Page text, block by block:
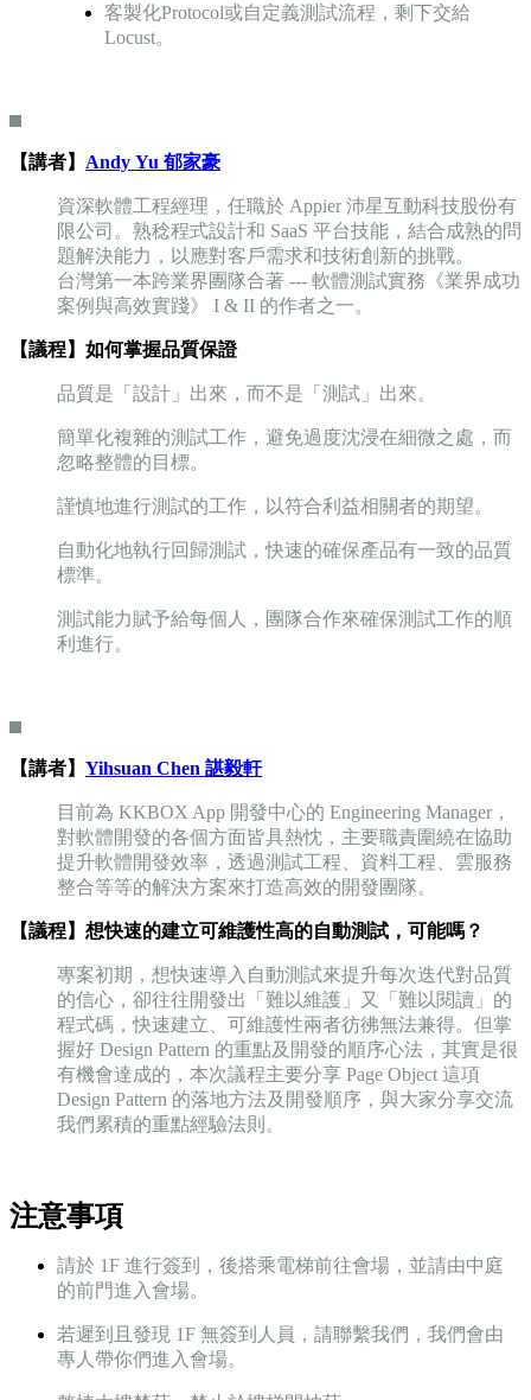
客製化Protocol或自定義測試流程，剩下交給
Locust。
【講者】 Andy Yu 郁家豪
資深軟體工程經理，任職於 Appier 沛星互動科技股份有
限公司。熟稔程式設計和 SaaS 平台技能，結合成熟的問
題解決能力，以應對客戶需求和技術創新的挑戰。
台灣第一本跨業界團隊合著 --- 軟體測試實務《業界成功
案例與高效實踐》 I & II 的作者之一。
【議程】如何掌握品質保證
品質是「設計」出來，而不是「測試」出來。
簡單化複雜的測試工作，避免過度沈浸在細微之處，而
忽略整體的目標。
謹慎地進行測試的工作，以符合利益相關者的期望。
自動化地執行回歸測試，快速的確保產品有一致的品質
標準。
測試能力賦予給每個人，團隊合作來確保測試工作的順
利進行。
【講者】 Yihsuan Chen 諶毅軒
目前為 KKBOX App 開發中心的 Engineering Manager，
對軟體開發的各個方面皆具熱忱，主要職責圍繞在協助
提升軟體開發效率，透過測試工程、資料工程、雲服務
整合等等的解決方案來打造高效的開發團隊。
【議程】想快速的建立可維護性高的自動測試，可能嗎？
專案初期，想快速導入自動測試來提升每次迭代對品質
的信心，卻往往開發出「難以維護」又「難以閱讀」的
程式碼，快速建立、可維護性兩者彷彿無法兼得。但掌
握好 Design Pattern 的重點及開發的順序心法，其實是很
有機會達成的，本次議程主要分享 Page Object 這項
Design Pattern 的落地方法及開發順序，與大家分享交流
我們累積的重點經驗法則。
注意事項
請於 1F 進行簽到，後搭乘電梯前往會場，並請由中庭
的前門進入會場。
若遲到且發現 1F 無簽到人員，請聯繫我們，我們會由
專人帶你們進入會場。